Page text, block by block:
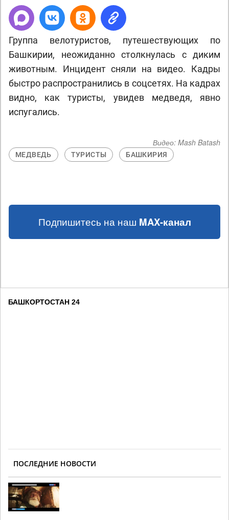
Группа велотуристов, путешествующих по
Башкирии, неожиданно столкнулась с диким
животным. Инцидент сняли на видео. Кадры
быстро распространились в соцсетях. На кадрах
видно, как туристы, увидев медведя, явно
испугались.
Видео: Mash Batash
МЕДВЕДЬ ТУРИСТЫ БАШКИРИЯ
Подпишитесь на наш MAX-канал
БАШКОРТОСТАН 24
ПОСЛЕДНИЕ НОВОСТИ